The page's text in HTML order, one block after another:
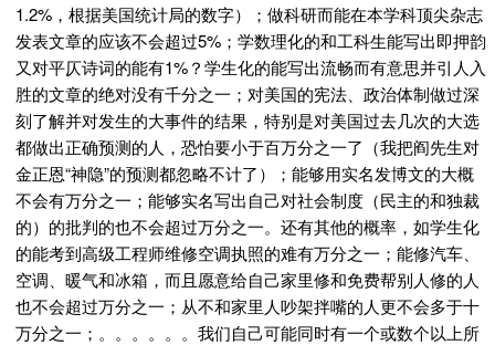
1.2%，根据美国统计局的数字）；做科研而能在本学科顶尖杂志
发表文章的应该不会超过5%；学数理化的和工科生能写出即押韵
又对平仄诗词的能有1%？学生化的能写出流畅而有意思并引人入
胜的文章的绝对没有千分之一；对美国的宪法、政治体制做过深
刻了解并对发生的大事件的结果，特别是对美国过去几次的大选
都做出正确预测的人，恐怕要小于百万分之一了（我把阎先生对
金正恩“神隐”的预测都忽略不计了）；能够用实名发博文的大概
不会有万分之一；能够实名写出自己对社会制度（民主的和独裁
的）的批判的也不会超过万分之一。还有其他的概率，如学生化
的能考到高级工程师维修空调执照的难有万分之一；能修汽车、
空调、暖气和冰箱，而且愿意给自己家里修和免费帮别人修的人
也不会超过万分之一；从不和家里人吵架拌嘴的人更不会多于十
万分之一；。。。。。。我们自己可能同时有一个或数个以上所